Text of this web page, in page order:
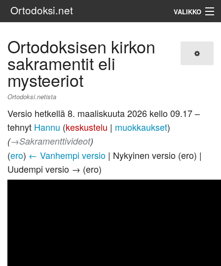
Ortodoksi.net VALIKKO
Haku
Ortodoksisen kirkon
sakramentit eli
mysteeriot
Ortodoksi.netista
Versio hetkellä 8. maaliskuuta 2026 kello 09.17 –
tehnyt Hannu (keskustelu | muokkaukset)
(→‎Sakramenttivideot)
(ero) ← Vanhempi versio | Nykyinen versio (ero) |
Uudempi versio → (ero)